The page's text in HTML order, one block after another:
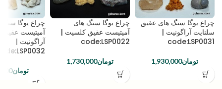
چراغ یوگا سنگ های عقیق
سلنایت آراگونیت |
code:LSP0031
تومان1,930,000
چراغ یوگا سنگ های
آمیتیست عقیق کلسیت |
code:LSP0022
تومان1,730,000
چراغ یوگا
آمیتیست
آراگونیت |
تومان